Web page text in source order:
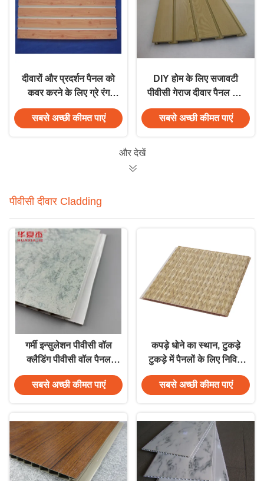
दीवारों और प्रदर्शन पैनल को
कवर करने के लिए ग्रे रंग
गेराज दीवार पैनलों
सबसे अच्छी कीमत पाएं
DIY होम के लिए सजावटी
पीवीसी गेराज दीवार पैनल और
सहायक उपकरण
सबसे अच्छी कीमत पाएं
और देखें
पीवीसी दीवार Cladding
गर्मी इन्सुलेशन पीवीसी वॉल
क्लैडिंग पीवीसी वॉल पैनल
पीवीसी सीलिंग पैनल उच्च
गुणवत्ता
सबसे अच्छी कीमत पाएं
कपड़े धोने का स्थान, टुकड़े
टुकड़े में पैनलों के लिए निविड़
अंधकार प्लास्टिक पीवीसी
दीवार Cladding पैनलों
सबसे अच्छी कीमत पाएं